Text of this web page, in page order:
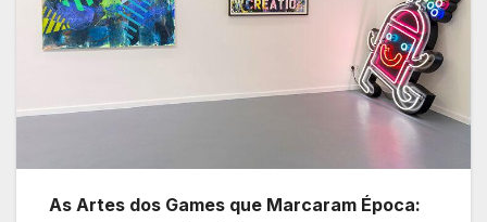
As Artes ‌dos Games que Marcaram Época: